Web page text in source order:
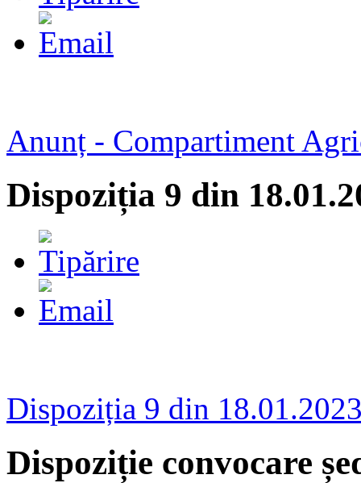
Anunț - Compartiment
Dispoziția 9 din
Dispoziția 9 din
Dispoziție convocare